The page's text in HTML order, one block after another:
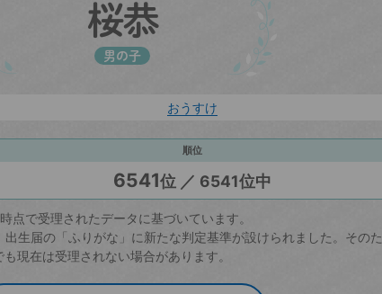
桜恭
男の子
おうすけ
順位
6541位 ／ 6541位中
点で受理されたデータに基づいています。
生届の「ふりがな」に新たな判定基準が設けられました。そのた
現在は受理されない場合があります。